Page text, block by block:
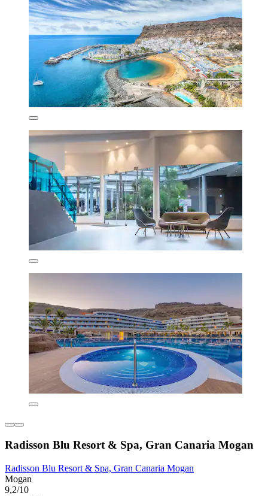
Radisson Blu Resort & Spa, Gran Canaria Mogan
Radisson Blu Resort & Spa, Gran Canaria Mogan
Mogan
9,2/10